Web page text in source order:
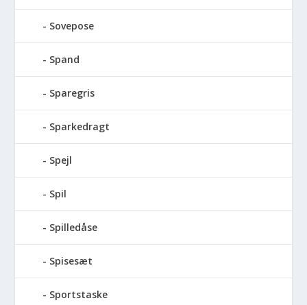
Sovepose
Spand
Sparegris
Sparkedragt
Spejl
Spil
Spilledåse
Spisesæt
Sportstaske